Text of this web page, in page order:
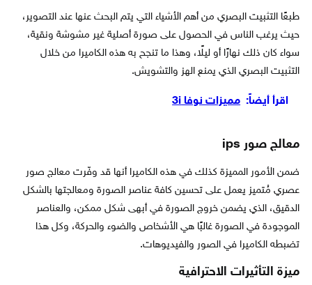
طبعًا التثبيت البصري من أهم الأشياء التي يتم البحث عنها عند التصوير،
حيث يرغب الناس في الحصول على صورة أصلية غير مشوشة ونقية،
سواء كان ذلك نهارًا أو ليلًا، وهذا ما تنجح به هذه الكاميرا من خلال
التثبيت البصري الذي يمنع الهز والتشويش.
اقرأ أيضاً: مميزات نوفا 3i
معالج صور ips
ضمن الأمور المميزة كذلك في هذه الكاميرا أنها قد وفّرت معالج صور
عصري مُتميز يعمل على تحسين كافة عناصر الصورة ومعالجتها بالشكل
الدقيق، الذي يضمن خروج الصورة في أبهى شكل ممكن، والعناصر
الموجودة في الصورة غالبًا هي الأشخاص والضوء والحركة، وكل هذا
تضبطه الكاميرا في الصور والفيديوهات.
ميزة التأثيرات الاحترافية